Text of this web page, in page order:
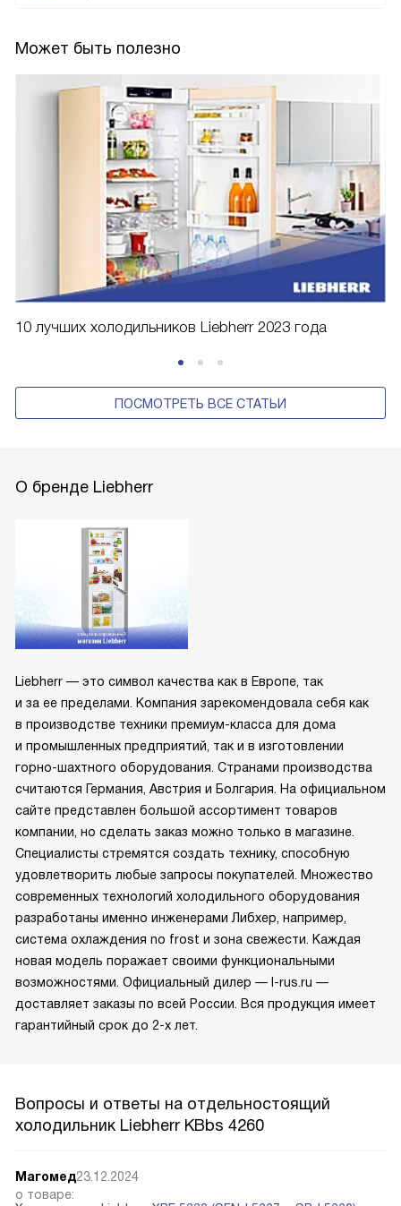
Может быть полезно
10 лучших холодильников Liebherr 2023 года
ПОСМОТРЕТЬ ВСЕ СТАТЬИ
О бренде Liebherr
Liebherr — это символ качества как в Европе, так
и за ее пределами. Компания зарекомендовала себя как
в производстве техники премиум-класса для дома
и промышленных предприятий, так и в изготовлении
горно-шахтного оборудования. Странами производства
считаются Германия, Австрия и Болгария. На официальном
сайте представлен большой ассортимент товаров
компании, но сделать заказ можно только в магазине.
Специалисты стремятся создать технику, способную
удовлетворить любые запросы покупателей. Множество
современных технологий холодильного оборудования
разработаны именно инженерами Либхер, например,
система охлаждения no frost и зона свежести. Каждая
новая модель поражает своими функциональными
возможностями. Официальный дилер — l-rus.ru —
доставляет заказы по всей России. Вся продукция имеет
гарантийный срок до 2-х лет.
Вопросы и ответы на отдельностоящий
холодильник Liebherr KBbs 4260
Магомед23.12.2024
о товаре: